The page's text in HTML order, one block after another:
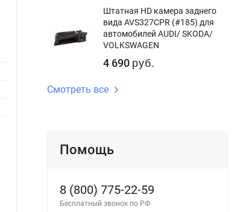
6/128 для GAZ Gazelle Busines (2010-
2021) F2 (13")
Оперативная память: 6Gb
Этот товар временно недоступен для
48 780руб.
Штатная HD камера заднего
вида AVS327CPR (#185) для
автомобилей AUDI/ SKODA/
VOLKSWAGEN
4 690 руб.
Смотреть все
Помощь
8 (800) 775-22-59
Бесплатный звонок по РФ